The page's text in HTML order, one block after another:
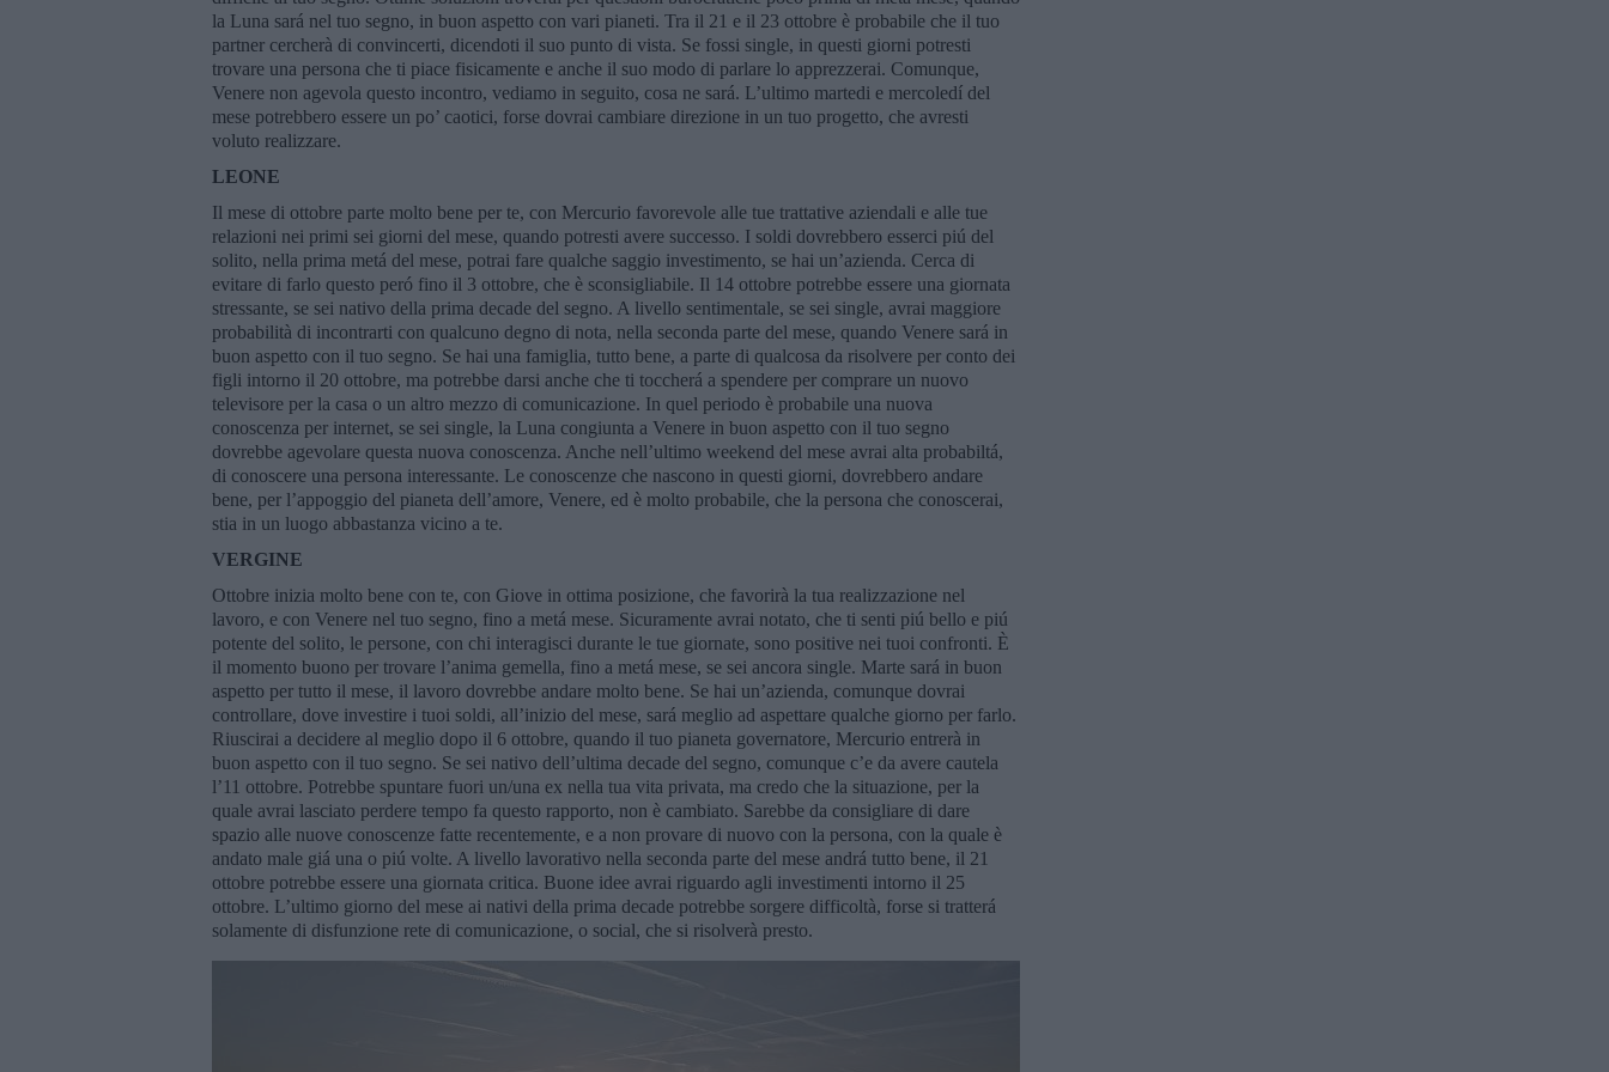
la Luna sará nel tuo segno, in buon aspetto con vari pianeti. Tra il 21 e il 23 ottobre è probabile che il tuo
partner cercherà di convincerti, dicendoti il suo punto di vista. Se fossi single, in questi giorni potresti
trovare una persona che ti piace fisicamente e anche il suo modo di parlare lo apprezzerai. Comunque,
Venere non agevola questo incontro, vediamo in seguito, cosa ne sará. L’ultimo martedi e mercoledí del
mese potrebbero essere un po’ caotici, forse dovrai cambiare direzione in un tuo progetto, che avresti
voluto realizzare.
LEONE
Il mese di ottobre parte molto bene per te, con Mercurio favorevole alle tue trattative aziendali e alle tue
relazioni nei primi sei giorni del mese, quando potresti avere successo. I soldi dovrebbero esserci piú del
solito, nella prima metá del mese, potrai fare qualche saggio investimento, se hai un’azienda. Cerca di
evitare di farlo questo peró fino il 3 ottobre, che è sconsigliabile. Il 14 ottobre potrebbe essere una giornata
stressante, se sei nativo della prima decade del segno. A livello sentimentale, se sei single, avrai maggiore
probabilità di incontrarti con qualcuno degno di nota, nella seconda parte del mese, quando Venere sará in
buon aspetto con il tuo segno. Se hai una famiglia, tutto bene, a parte di qualcosa da risolvere per conto dei
figli intorno il 20 ottobre, ma potrebbe darsi anche che ti toccherá a spendere per comprare un nuovo
televisore per la casa o un altro mezzo di comunicazione. In quel periodo è probabile una nuova
conoscenza per internet, se sei single, la Luna congiunta a Venere in buon aspetto con il tuo segno
dovrebbe agevolare questa nuova conoscenza. Anche nell’ultimo weekend del mese avrai alta probabiltá,
di conoscere una persona interessante. Le conoscenze che nascono in questi giorni, dovrebbero andare
bene, per l’appoggio del pianeta dell’amore, Venere, ed è molto probabile, che la persona che conoscerai,
stia in un luogo abbastanza vicino a te.
VERGINE
Ottobre inizia molto bene con te, con Giove in ottima posizione, che favorirà la tua realizzazione nel
lavoro, e con Venere nel tuo segno, fino a metá mese. Sicuramente avrai notato, che ti senti piú bello e piú
potente del solito, le persone, con chi interagisci durante le tue giornate, sono positive nei tuoi confronti. È
il momento buono per trovare l’anima gemella, fino a metá mese, se sei ancora single. Marte sará in buon
aspetto per tutto il mese, il lavoro dovrebbe andare molto bene. Se hai un’azienda, comunque dovrai
controllare, dove investire i tuoi soldi, all’inizio del mese, sará meglio ad aspettare qualche giorno per farlo.
Riuscirai a decidere al meglio dopo il 6 ottobre, quando il tuo pianeta governatore, Mercurio entrerà in
buon aspetto con il tuo segno. Se sei nativo dell’ultima decade del segno, comunque c’e da avere cautela
l’11 ottobre. Potrebbe spuntare fuori un/una ex nella tua vita privata, ma credo che la situazione, per la
quale avrai lasciato perdere tempo fa questo rapporto, non è cambiato. Sarebbe da consigliare di dare
spazio alle nuove conoscenze fatte recentemente, e a non provare di nuovo con la persona, con la quale è
andato male giá una o piú volte. A livello lavorativo nella seconda parte del mese andrá tutto bene, il 21
ottobre potrebbe essere una giornata critica. Buone idee avrai riguardo agli investimenti intorno il 25
ottobre. L’ultimo giorno del mese ai nativi della prima decade potrebbe sorgere difficoltà, forse si tratterá
solamente di disfunzione rete di comunicazione, o social, che si risolverà presto.